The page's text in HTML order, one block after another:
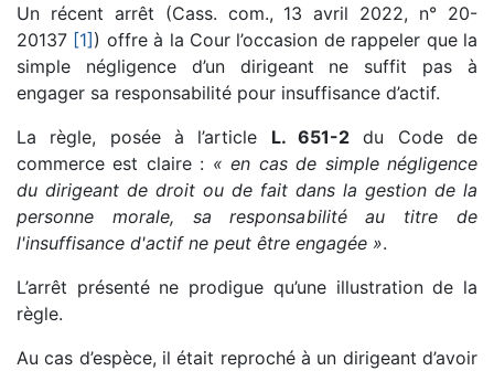
Un récent arrêt (Cass. com., 13 avril 2022, n° 20-
20137 [1]) offre à la Cour l’occasion de rappeler que la
simple négligence d’un dirigeant ne suffit pas à
engager sa responsabilité pour insuffisance d’actif.
La règle, posée à l’article L. 651-2 du Code de
commerce est claire : « en cas de simple négligence
du dirigeant de droit ou de fait dans la gestion de la
personne morale, sa responsabilité au titre de
l'insuffisance d'actif ne peut être engagée ».
L’arrêt présenté ne prodigue qu’une illustration de la
règle.
Au cas d’espèce, il était reproché à un dirigeant d’avoir